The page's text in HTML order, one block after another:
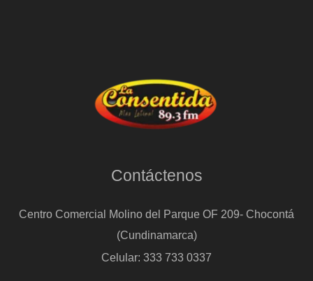
Contáctenos
Centro Comercial Molino del Parque OF 209- Chocontá
(Cundinamarca)
Celular: 333 733 0337